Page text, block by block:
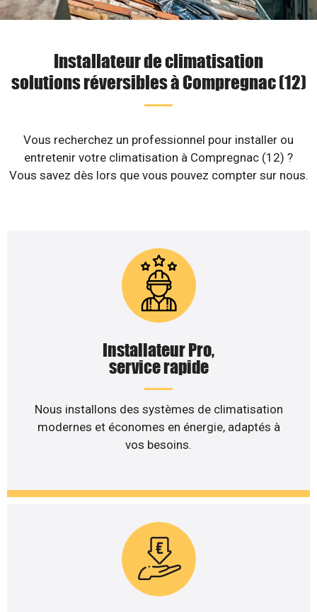
Installateur de climatisation
solutions réversibles à Compregnac (12)
Vous recherchez un professionnel pour installer ou
entretenir votre climatisation à Compregnac (12) ?
Vous savez dès lors que vous pouvez compter sur nous.
Installateur Pro,
service rapide
Nous installons des systèmes de climatisation
modernes et économes en énergie, adaptés à
vos besoins.